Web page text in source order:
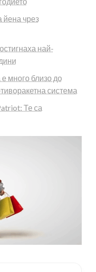
чрез
най-
много близо до
система
Те са